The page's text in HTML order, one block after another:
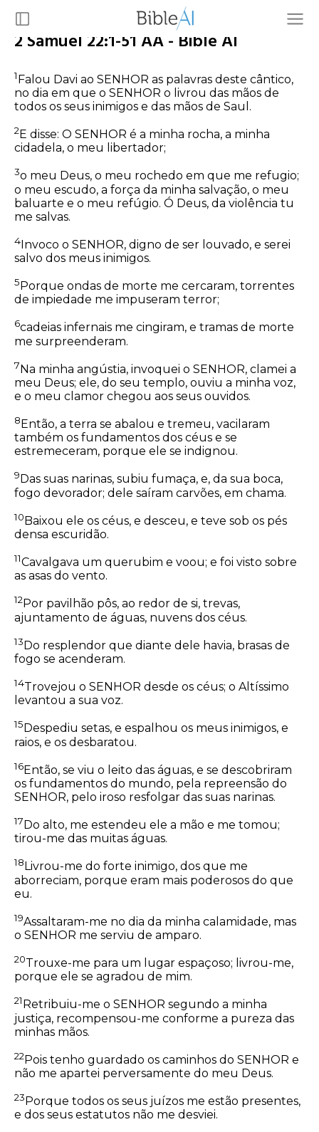
2 Samuel 22:1-51 AA - Bible AI
1Falou Davi ao SENHOR as palavras deste cântico,
no dia em que o SENHOR o livrou das mãos de
todos os seus inimigos e das mãos de Saul.
2 E disse: O SENHOR é a minha rocha, a minha
cidadela, o meu libertador;
3o meu Deus, o meu rochedo em que me refugio;
o meu escudo, a força da minha salvação, o meu
baluarte e o meu refúgio. Ó Deus, da violência tu
me salvas.
4Invoco o SENHOR, digno de ser louvado, e serei
salvo dos meus inimigos.
5 Porque ondas de morte me cercaram, torrentes
de impiedade me impuseram terror;
6cadeias infernais me cingiram, e tramas de morte
me surpreenderam.
7Na minha angústia, invoquei o SENHOR, clamei a
meu Deus; ele, do seu templo, ouviu a minha voz,
e o meu clamor chegou aos seus ouvidos.
8 Então, a terra se abalou e tremeu, vacilaram
também os fundamentos dos céus e se
estremeceram, porque ele se indignou.
9 Das suas narinas, subiu fumaça, e, da sua boca,
fogo devorador; dele saíram carvões, em chama.
10Baixou ele os céus, e desceu, e teve sob os pés
densa escuridão.
11Cavalgava um querubim e voou; e foi visto sobre
as asas do vento.
12Por pavilhão pôs, ao redor de si, trevas,
ajuntamento de águas, nuvens dos céus.
13Do resplendor que diante dele havia, brasas de
fogo se acenderam.
14Trovejou o SENHOR desde os céus; o Altíssimo
levantou a sua voz.
15 Despediu setas, e espalhou os meus inimigos, e
raios, e os desbaratou.
16Então, se viu o leito das águas, e se descobriram
os fundamentos do mundo, pela repreensão do
SENHOR, pelo iroso resfolgar das suas narinas.
17 Do alto, me estendeu ele a mão e me tomou;
tirou-me das muitas águas.
18 Livrou-me do forte inimigo, dos que me
aborreciam, porque eram mais poderosos do que
eu.
19Assaltaram-me no dia da minha calamidade, mas
o SENHOR me serviu de amparo.
20Trouxe-me para um lugar espaçoso; livrou-me,
porque ele se agradou de mim.
21 Retribuiu-me o SENHOR segundo a minha
justiça, recompensou-me conforme a pureza das
minhas mãos.
22Pois tenho guardado os caminhos do SENHOR e
não me apartei perversamente do meu Deus.
23 Porque todos os seus juízos me estão presentes,
e dos seus estatutos não me desviei.